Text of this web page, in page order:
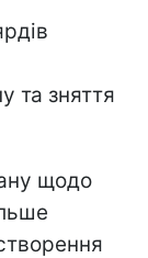
та зняття
щодо